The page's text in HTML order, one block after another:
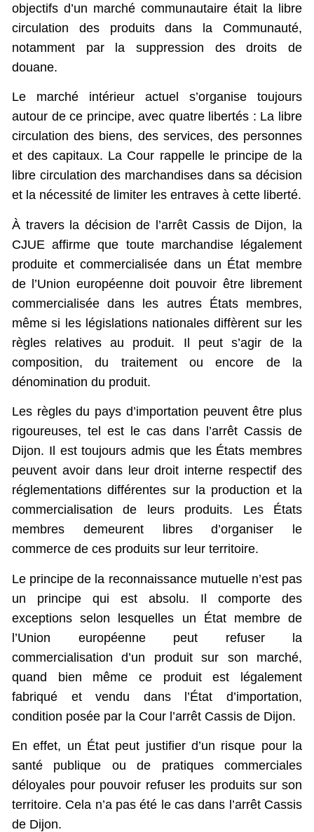
objectifs d’un marché communautaire était la libre
circulation des produits dans la Communauté,
notamment par la suppression des droits de
douane.
Le marché intérieur actuel s’organise toujours
autour de ce principe, avec quatre libertés : La libre
circulation des biens, des services, des personnes
et des capitaux. La Cour rappelle le principe de la
libre circulation des marchandises dans sa décision
et la nécessité de limiter les entraves à cette liberté.
À travers la décision de l’arrêt Cassis de Dijon, la
CJUE affirme que toute marchandise légalement
produite et commercialisée dans un État membre
de l’Union européenne doit pouvoir être librement
commercialisée dans les autres États membres,
même si les législations nationales diffèrent sur les
règles relatives au produit. Il peut s’agir de la
composition, du traitement ou encore de la
dénomination du produit.
Les règles du pays d’importation peuvent être plus
rigoureuses, tel est le cas dans l’arrêt Cassis de
Dijon. Il est toujours admis que les États membres
peuvent avoir dans leur droit interne respectif des
réglementations différentes sur la production et la
commercialisation de leurs produits. Les États
membres demeurent libres d’organiser le
commerce de ces produits sur leur territoire.
Le principe de la reconnaissance mutuelle n’est pas
un principe qui est absolu. Il comporte des
exceptions selon lesquelles un État membre de
l’Union européenne peut refuser la
commercialisation d’un produit sur son marché,
quand bien même ce produit est légalement
fabriqué et vendu dans l’État d’importation,
condition posée par la Cour l’arrêt Cassis de Dijon.
En effet, un État peut justifier d’un risque pour la
santé publique ou de pratiques commerciales
déloyales pour pouvoir refuser les produits sur son
territoire. Cela n’a pas été le cas dans l’arrêt Cassis
de Dijon.